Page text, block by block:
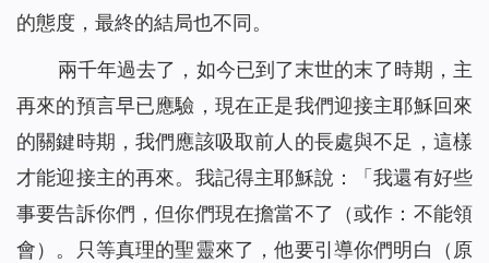
的態度，最終的結局也不同。
兩千年過去了，如今已到了末世的末了時期，主
再來的預言早已應驗，現在正是我們迎接主耶穌回來
的關鍵時期，我們應該吸取前人的長處與不足，這樣
才能迎接主的再來。我記得主耶穌說：「我還有好些
事要告訴你們，但你們現在擔當不了 （或作：不能領
會）。
只等真理的聖靈來了，他要引導你們明白
（原